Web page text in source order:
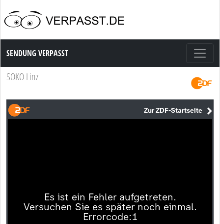
Sendung Verpasst
SENDUNG VERPASST
SOKO Linz